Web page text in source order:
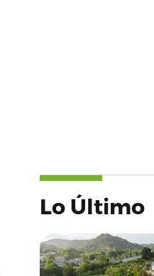
Lo Último